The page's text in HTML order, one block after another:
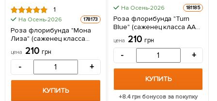
1
На Осень-2026 178173
Роза флорибунда "Мона
Лиза" (саженец класса
АА+) высший сорт 1
саженец в упаковке
цена 210 грн
- +
КУПИТЬ
На Осень-2026 181185
Роза флорибунда "Turn
Blue" (саженец класса АА+)
высший сорт 1 саженец в
упаковке
цена 210 грн
- +
КУПИТЬ
+8.4грн бонусов за покупку